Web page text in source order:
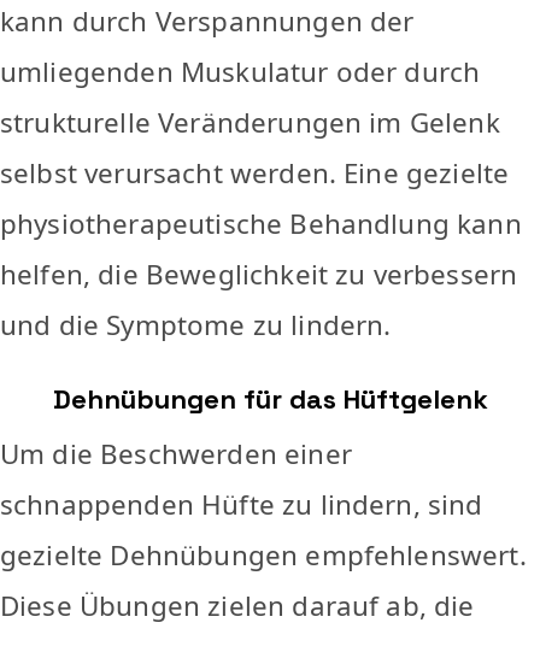
kann durch Verspannungen der
umliegenden Muskulatur oder durch
strukturelle Veränderungen im Gelenk
selbst verursacht werden. Eine gezielte
physiotherapeutische Behandlung kann
helfen, die Beweglichkeit zu verbessern
und die Symptome zu lindern.
Dehnübungen für das Hüftgelenk
Um die Beschwerden einer
schnappenden Hüfte zu lindern, sind
gezielte Dehnübungen empfehlenswert.
Diese Übungen zielen darauf ab, die